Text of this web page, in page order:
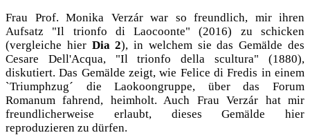
Frau Prof. Monika Verzár war so freundlich, mir ihren
Aufsatz "Il trionfo di Laocoonte" (2016) zu schicken
(vergleiche hier Dia 2), in welchem sie das Gemälde des
Cesare Dell'Acqua, "Il trionfo della scultura" (1880),
diskutiert. Das Gemälde zeigt, wie Felice di Fredis in einem
`Triumphzug´ die Laokoongruppe, über das Forum
Romanum fahrend, heimholt. Auch Frau Verzár hat mir
freundlicherweise erlaubt, dieses Gemälde hier
reproduzieren zu dürfen.